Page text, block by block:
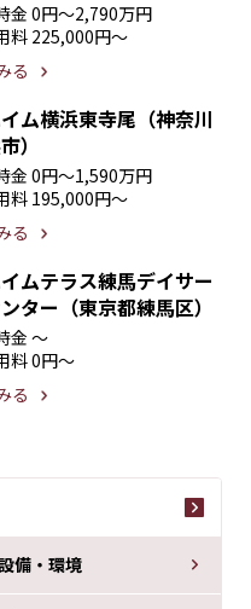
備・環境
金 0円〜2,790万円
料 225,000円〜
る
ム横浜東寺尾（神奈川
）
金 0円〜1,590万円
料 195,000円〜
る
ムテラス練馬デイサー
ター（東京都練馬区）
金 〜
料0円〜
る